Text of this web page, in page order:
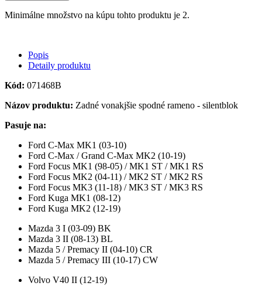
Minimálne množstvo na kúpu tohto produktu je 2.
Popis
Detaily produktu
Kód: 071468B
Názov produktu: Zadné vonakjšie spodné rameno - silentblok
Pasuje na:
Ford C-Max MK1 (03-10)
Ford C-Max / Grand C-Max MK2 (10-19)
Ford Focus MK1 (98-05) / MK1 ST / MK1 RS
Ford Focus MK2 (04-11) / MK2 ST / MK2 RS
Ford Focus MK3 (11-18) / MK3 ST / MK3 RS
Ford Kuga MK1 (08-12)
Ford Kuga MK2 (12-19)
Mazda 3 I (03-09) BK
Mazda 3 II (08-13) BL
Mazda 5 / Premacy II (04-10) CR
Mazda 5 / Premacy III (10-17) CW
Volvo V40 II (12-19)